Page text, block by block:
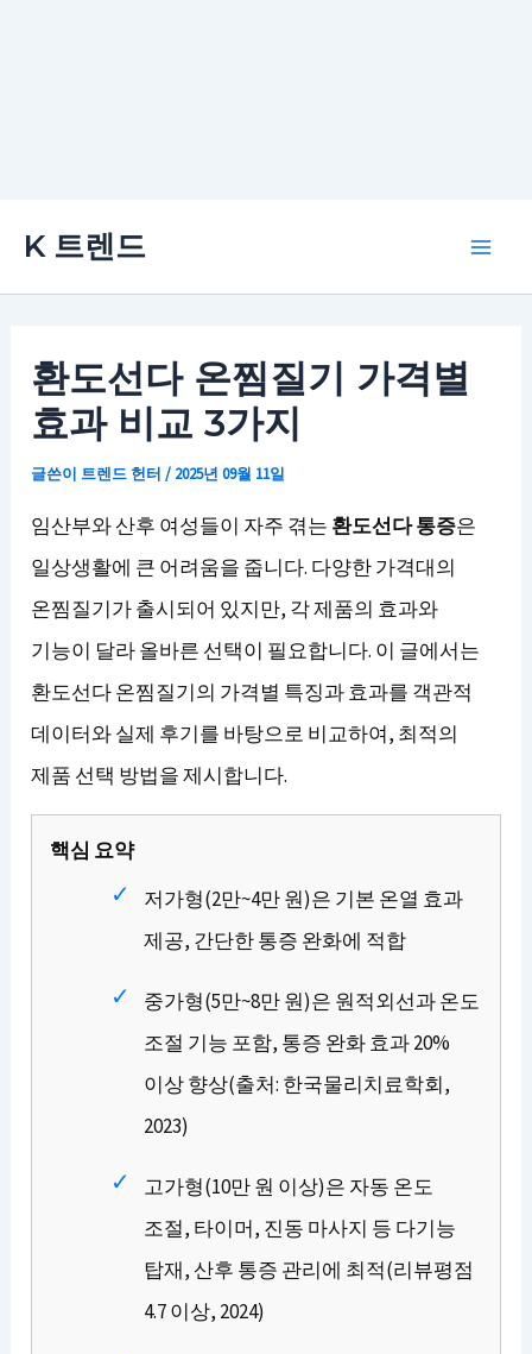
K 트렌드
환도선다 온찜질기 가격별
효과 비교 3가지
글쓴이 트렌드 헌터/ 2025년 09월 11일
임산부와 산후 여성들이 자주 겪는 환도선다 통증은
일상생활에 큰 어려움을 줍니다. 다양한 가격대의
온찜질기가 출시되어 있지만, 각 제품의 효과와
기능이 달라 올바른 선택이 필요합니다. 이 글에서는
환도선다 온찜질기의 가격별 특징과 효과를 객관적
데이터와 실제 후기를 바탕으로 비교하여, 최적의
제품 선택 방법을 제시합니다.
핵심 요약
저가형(2만~4만 원)은 기본 온열 효과
제공, 간단한 통증 완화에 적합
중가형(5만~8만 원)은 원적외선과 온도
조절 기능 포함, 통증 완화 효과 20%
이상 향상(출처: 한국물리치료학회,
2023)
고가형(10만 원 이상)은 자동 온도
조절, 타이머, 진동 마사지 등 다기능
탑재, 산후 통증 관리에 최적(리뷰평점
4.7 이상, 2024)